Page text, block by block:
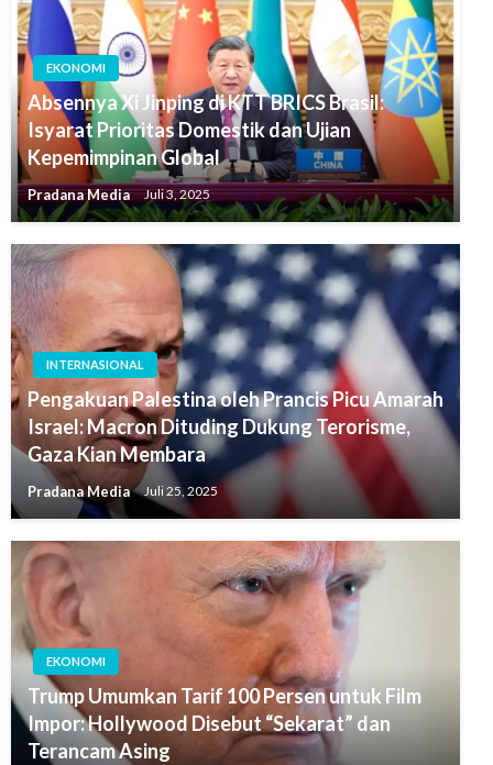
EKONOMI
Absennya Xi Jinping di KTT BRICS Brasil:
Isyarat Prioritas Domestik dan Ujian
Kepemimpinan Global
Pradana Media Juli 3, 2025
INTERNASIONAL
Pengakuan Palestina oleh Prancis Picu Amarah
Israel: Macron Dituding Dukung Terorisme,
Gaza Kian Membara
Pradana Media Juli 25, 2025
EKONOMI
Trump Umumkan Tarif 100 Persen untuk Film
Impor: Hollywood Disebut “Sekarat” dan
Terancam Asing